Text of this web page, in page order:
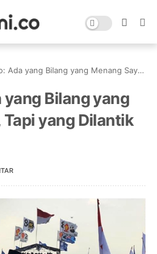
yang Bilang yang Menang Saya, Tapi yang Dilantik Orang Lain
Bilang yang
yang Dilantik